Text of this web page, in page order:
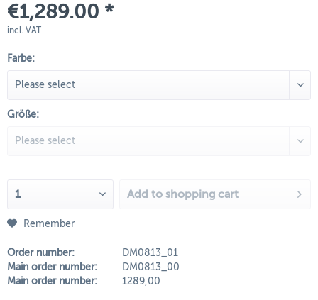
€1,289.00 *
incl. VAT
Farbe:
Größe:
Add to shopping cart
Remember
Order number:
DM0813_01
Main order number:
DM0813_00
Main order number:
1289,00